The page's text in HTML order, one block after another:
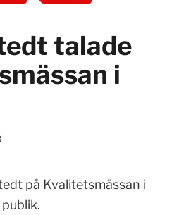
talade
i
på Kvalitetsmässan i